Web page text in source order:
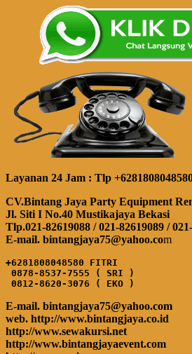
Layanan 24 Jam : Tlp
CV.Bintang Jaya Party Equipment
Jl. Siti I No.40 Mustikajaya Bekasi
Tlp.021-82619088 / 021-82619089 /
E-mail. bintangjaya75@yahoo.com
+6281808048580 FITRI
0878-8537-7555 ( SRI )
0812-8620-3076 ( EKO )
E-mail. bintangjaya75@yahoo.com
web. http://www.bintangjaya.co.id
http://www.sewakursi.net
http://www.bintangjayaevent.com